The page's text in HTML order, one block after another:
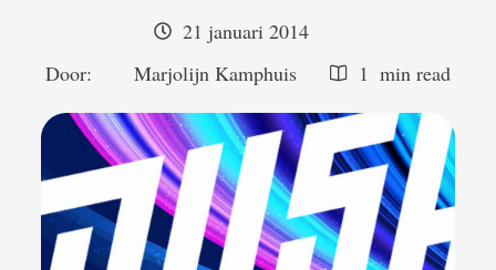
21 januari 2014
Door:
Marjolijn Kamphuis 1 min read